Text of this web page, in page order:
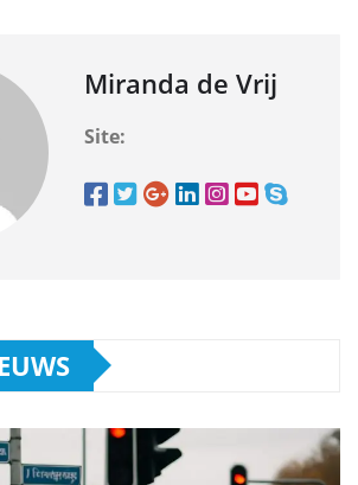
Miranda de Vrij
Site: